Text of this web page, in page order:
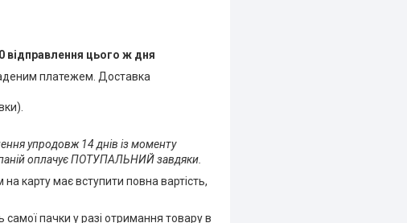
відправлення цього ж дня
платежем. Доставка
упродовж 14 днів із моменту
оплачує ПОТУПАЛЬНИЙ завдяки.
карту має вступити повна вартість,
самої пачки у разі отримання товару в